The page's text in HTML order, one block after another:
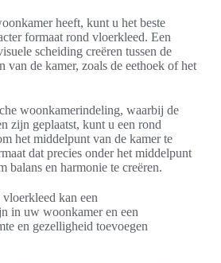
heeft, kunt u het beste
formaat rond vloerkleed. Een
scheiding creëren tussen de
van de kamer, zoals de eethoek of het
woonkamerindeling, waarbij de
zijn geplaatst, kunt u een rond
het middelpunt van de kamer te
dat precies onder het middelpunt
balans en harmonie te creëren.
kan een
in uw woonkamer en een
en gezelligheid toevoegen